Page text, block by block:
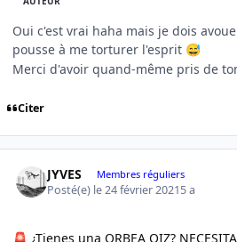
Oui c'est vrai haha mais je dois
pousse à me torturer l'esprit 😅
Merci d'avoir quand-même pris de
Citer
JYVES Membres réguliers
Posté(e) le 24 février 20215 a
🚨 ¿Tienes una ORBEA OIZ?